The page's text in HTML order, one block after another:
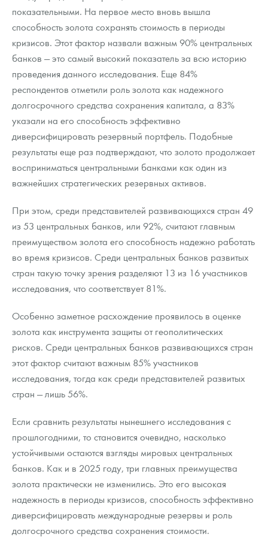
показательными. На первое место вновь вышла
способность золота сохранять стоимость в периоды
кризисов. Этот фактор назвали важным 90% центральных
банков — это самый высокий показатель за всю историю
проведения данного исследования. Еще 84%
респондентов отметили роль золота как надежного
долгосрочного средства сохранения капитала, а 83%
указали на его способность эффективно
диверсифицировать резервный портфель. Подобные
результаты еще раз подтверждают, что золото продолжает
восприниматься центральными банками как один из
важнейших стратегических резервных активов.
При этом, среди представителей развивающихся стран 49
из 53 центральных банков, или 92%, считают главным
преимуществом золота его способность надежно работать
во время кризисов. Среди центральных банков развитых
стран такую точку зрения разделяют 13 из 16 участников
исследования, что соответствует 81%.
Особенно заметное расхождение проявилось в оценке
золота как инструмента защиты от геополитических
рисков. Среди центральных банков развивающихся стран
этот фактор считают важным 85% участников
исследования, тогда как среди представителей развитых
стран — лишь 56%.
Если сравнить результаты нынешнего исследования с
прошлогодними, то становится очевидно, насколько
устойчивыми остаются взгляды мировых центральных
банков. Как и в 2025 году, три главных преимущества
золота практически не изменились. Это его высокая
надежность в периоды кризисов, способность эффективно
диверсифицировать международные резервы и роль
долгосрочного средства сохранения стоимости.